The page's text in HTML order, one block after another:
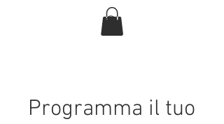
Programma il tuo